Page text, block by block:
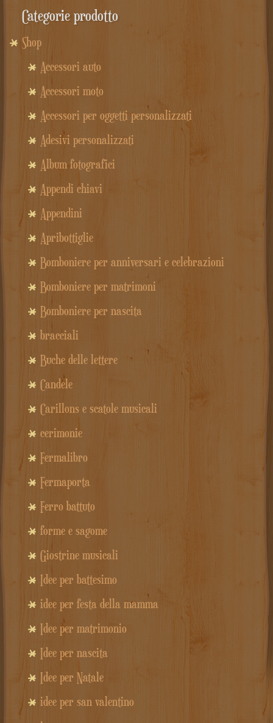
Categorie prodotto
Shop
Accessori auto
Accessori moto
Accessori per oggetti personalizzati
Adesivi personalizzati
Album fotografici
Appendi chiavi
Appendini
Apribottiglie
Bomboniere per anniversari e celebrazioni
Bomboniere per matrimoni
Bomboniere per nascita
bracciali
Buche delle lettere
Candele
Carillons e scatole musicali
cerimonie
Fermalibro
Fermaporta
Ferro battuto
forme e sagome
Giostrine musicali
Idee per battesimo
idee per festa della mamma
Idee per matrimonio
Idee per nascita
Idee per Natale
idee per san valentino